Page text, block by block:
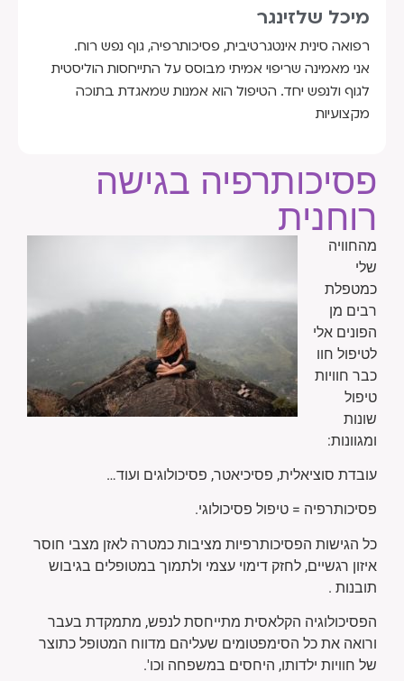
מיכל שלזינגר
רפואה סינית אינטגרטיבית, פסיכותרפיה, גוף נפש רוח.
אני מאמינה שריפוי אמיתי מבוסס על התייחסות הוליסטית
לגוף ולנפש יחד. הטיפול הוא אמנות שמאגדת בתוכה
מקצועיות
פסיכותרפיה בגישה
רוחנית
מהחוויה
שלי
כמטפלת
רבים מן
הפונים אלי
לטיפול חוו
כבר חוויות
טיפול
שונות
ומגוונות:
עובדת סוציאלית, פסיכיאטר, פסיכולוגים ועוד…
פסיכותרפיה = טיפול פסיכולוגי.
כל הגישות הפסיכותרפיות מציבות כמטרה לאזן מצבי חוסר
איזון רגשיים, לחזק דימוי עצמי ולתמוך במטופלים בגיבוש
תובנות .
הפסיכולוגיה הקלאסית מתייחסת לנפש, מתמקדת בעבר
ורואה את כל הסימפטומים שעליהם מדווח המטופל כתוצר
של חוויות ילדותו, היחסים במשפחה וכו'.